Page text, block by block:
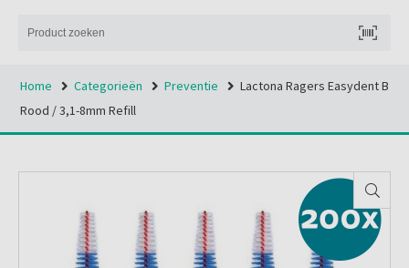
Home Categorieën Preventie
Lactona Ragers Easydent B
Rood / 3,1-8mm Refill